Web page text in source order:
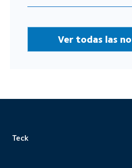
Ver todas las
Teck